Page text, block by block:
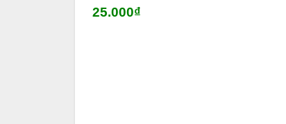
25.000₫